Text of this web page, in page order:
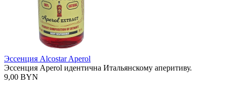
Эссенция Alcostar Aperol
Эссенция Aperol идентична Итальянскому аперитиву.
9,00 BYN